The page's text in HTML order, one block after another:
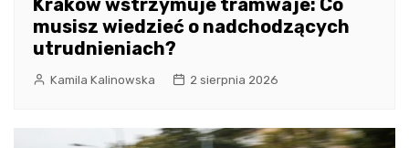
Kraków wstrzymuje tramwaje: Co
musisz wiedzieć o nadchodzących
utrudnieniach?
Kamila Kalinowska 2 sierpnia 2026